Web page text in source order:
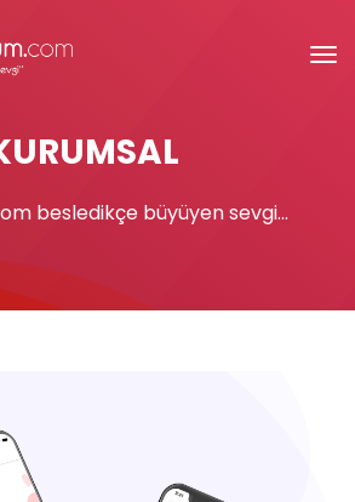
besledikçe büyüyen sevgi...